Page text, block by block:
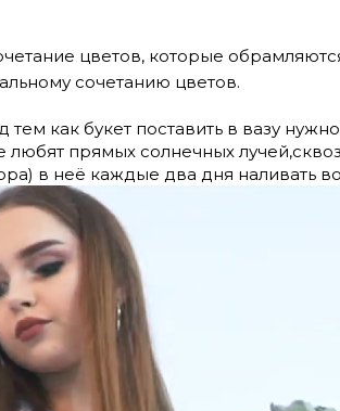
цветов, которые
сочетанию цветов.
как букет поставить в вазу
любят прямых солнечных
в неё каждые два дня наливать